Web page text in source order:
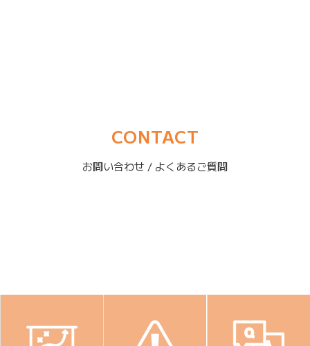
CONTACT
お問い合わせ / よくあるご質問